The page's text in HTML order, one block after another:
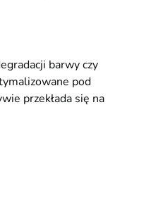
barwy czy
pod
przekłada się na